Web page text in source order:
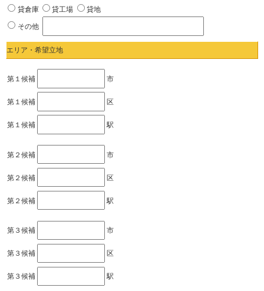
貸倉庫 貸工場 貸地
その他
エリア・希望立地
第１候補 市
第１候補 区
第１候補 駅
第２候補 市
第２候補 区
第２候補 駅
第３候補 市
第３候補 区
第３候補 駅